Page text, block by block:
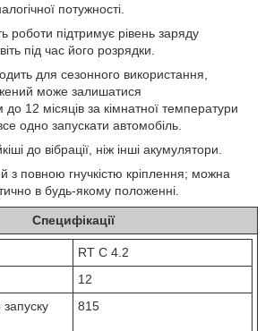
потужності.
роботи підтримує рівень заряду
під час його розрядки.
для сезонного використання,
може залишатися
12 місяців за кімнатної температури
одно запускати автомобіль.
до вібрації, ніж інші акумулятори.
з повною гнучкістю кріплення; можна
в будь-якому положенні.
Специфікації
RT C 4.2
12
815